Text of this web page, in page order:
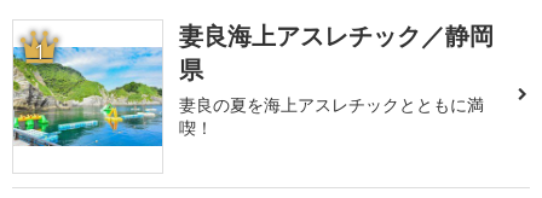
1
妻良海上アスレチック／静岡
県
妻良の夏を海上アスレチックとともに満
喫！